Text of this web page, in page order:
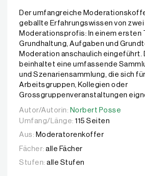
Der umfangreiche
geballte Erfahrungswissen von zwei
Moderationsprofis: In einem ersten
Grundhaltung, Aufgaben und
Moderation anschaulich eingeführt.
beinhaltet eine umfassende
und Szenariensammlung, die sich
Arbeitsgruppen, Kollegien oder
Grossgruppenveranstaltungen
Autor/Autorin: Norbert Posse
Autor/Autorin: Norbert Posse
Umfang/Länge: 115 Seiten
Aus: Moderatorenkoffer
Fächer: alle Fächer
Stufen: alle Stufen